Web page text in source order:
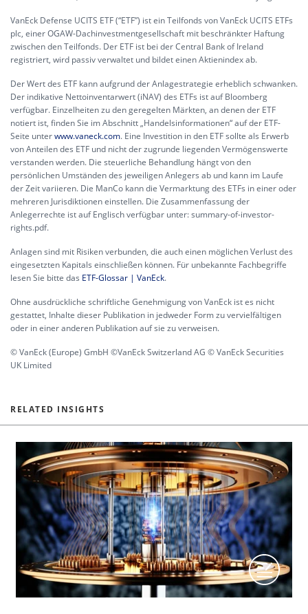
VanEck Defense UCITS ETF (“ETF”) ist ein Teilfonds von VanEck UCITS ETFs
plc, einer OGAW-Dachinvestmentgesellschaft mit beschränkter Haftung
zwischen den Teilfonds. Der ETF ist bei der Central Bank of Ireland
registriert, wird passiv verwaltet und bildet einen Aktienindex ab.
Der Wert des ETF kann aufgrund der Anlagestrategie erheblich schwanken.
Der indikative Nettoinventarwert (iNAV) des ETFs ist auf Bloomberg
verfügbar. Einzelheiten zu den geregelten Märkten, an denen der ETF
notiert ist, finden Sie im Abschnitt „Handelsinformationen“ auf der ETF-
Seite unterwww.vaneck.com. Eine Investition in den ETF sollte als Erwerb
von Anteilen des ETF und nicht der zugrunde liegenden Vermögenswerte
verstanden werden. Die steuerliche Behandlung hängt von den
persönlichen Umständen des jeweiligen Anlegers ab und kann im Laufe
der Zeit variieren. Die ManCo kann die Vermarktung des ETFs in einer oder
mehreren Jurisdiktionen einstellen. Die Zusammenfassung der
Anlegerrechte ist auf Englisch verfügbar unter:summary-of-investor-
rights.pdf.
Anlagen sind mit Risiken verbunden, die auch einen möglichen Verlust des
eingesetzten Kapitals einschließen können. Für unbekannte Fachbegriffe
lesen Sie bitte das ETF-Glossar | VanEck.
Ohne ausdrückliche schriftliche Genehmigung von VanEck ist es nicht
gestattet, Inhalte dieser Publikation in jedweder Form zu vervielfältigen
oder in einer anderen Publikation auf sie zu verweisen.
© VanEck (Europe) GmbH ©VanEck Switzerland AG © VanEck Securities
UK Limited
RELATED INSIGHTS